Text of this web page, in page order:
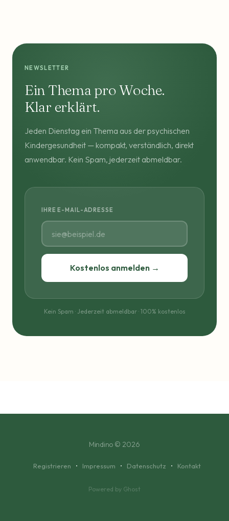
NEWSLETTER
Ein Thema pro Woche.
Klar erklärt.
Jeden Dienstag ein Thema aus der psychischen
Kindergesundheit — kompakt, verständlich, direkt
anwendbar. Kein Spam, jederzeit abmeldbar.
IHRE E-MAIL-ADRESSE
Kostenlos anmelden →
Kein Spam · Jederzeit abmeldbar · 100% kostenlos
Mindino © 2026
Registrieren Impressum Datenschutz Kontakt
Powered by Ghost